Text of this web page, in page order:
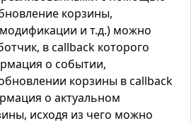
корзины,
и т.д.) можно
в callback которого
о событии,
корзины в callback
о актуальном
исходя из чего можно